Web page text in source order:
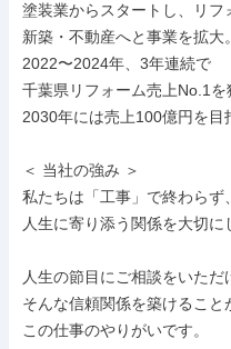
塗装業からスタートし、リフ
新築・不動産へと事業を拡大。
2022〜2024年、3年連続で
千葉県リフォーム売上No.1を
2030年には売上100億円を目
＜ 当社の強み ＞
私たちは「工事」で終わらず
人生に寄り添う関係を大切に
人生の節目にご相談をいた
そんな信頼関係を築けること
この仕事のやりがいです。